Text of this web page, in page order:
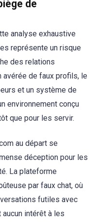
de
analyse exhaustive
représente un risque
des relations
avérée de faux profils, le
et un système de
environnement conçu
que pour les servir.
au départ se
déception pour les
La plateforme
par faux chat, où
futiles avec
intérêt à les